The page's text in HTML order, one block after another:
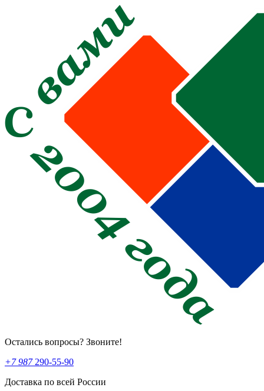
Остались вопросы? Звоните!
+7 987290-55-90
Доставка по всей России